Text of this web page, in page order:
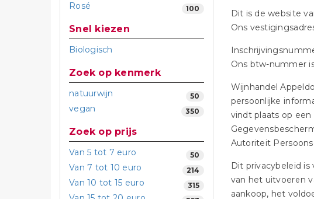
Rosé 100
Snel kiezen
Biologisch
Zoek op kenmerk
natuurwijn 50
vegan 350
Zoek op prijs
Van 5 tot 7 euro 50
Van 7 tot 10 euro 214
Van 10 tot 15 euro 315
Dit is de website
Ons
Ons btw-nummer
Wijnhandel
persoonlijke
vindt plaats op
Autoriteit
Dit privacybeleid
van het uitvoeren
aankoop, het